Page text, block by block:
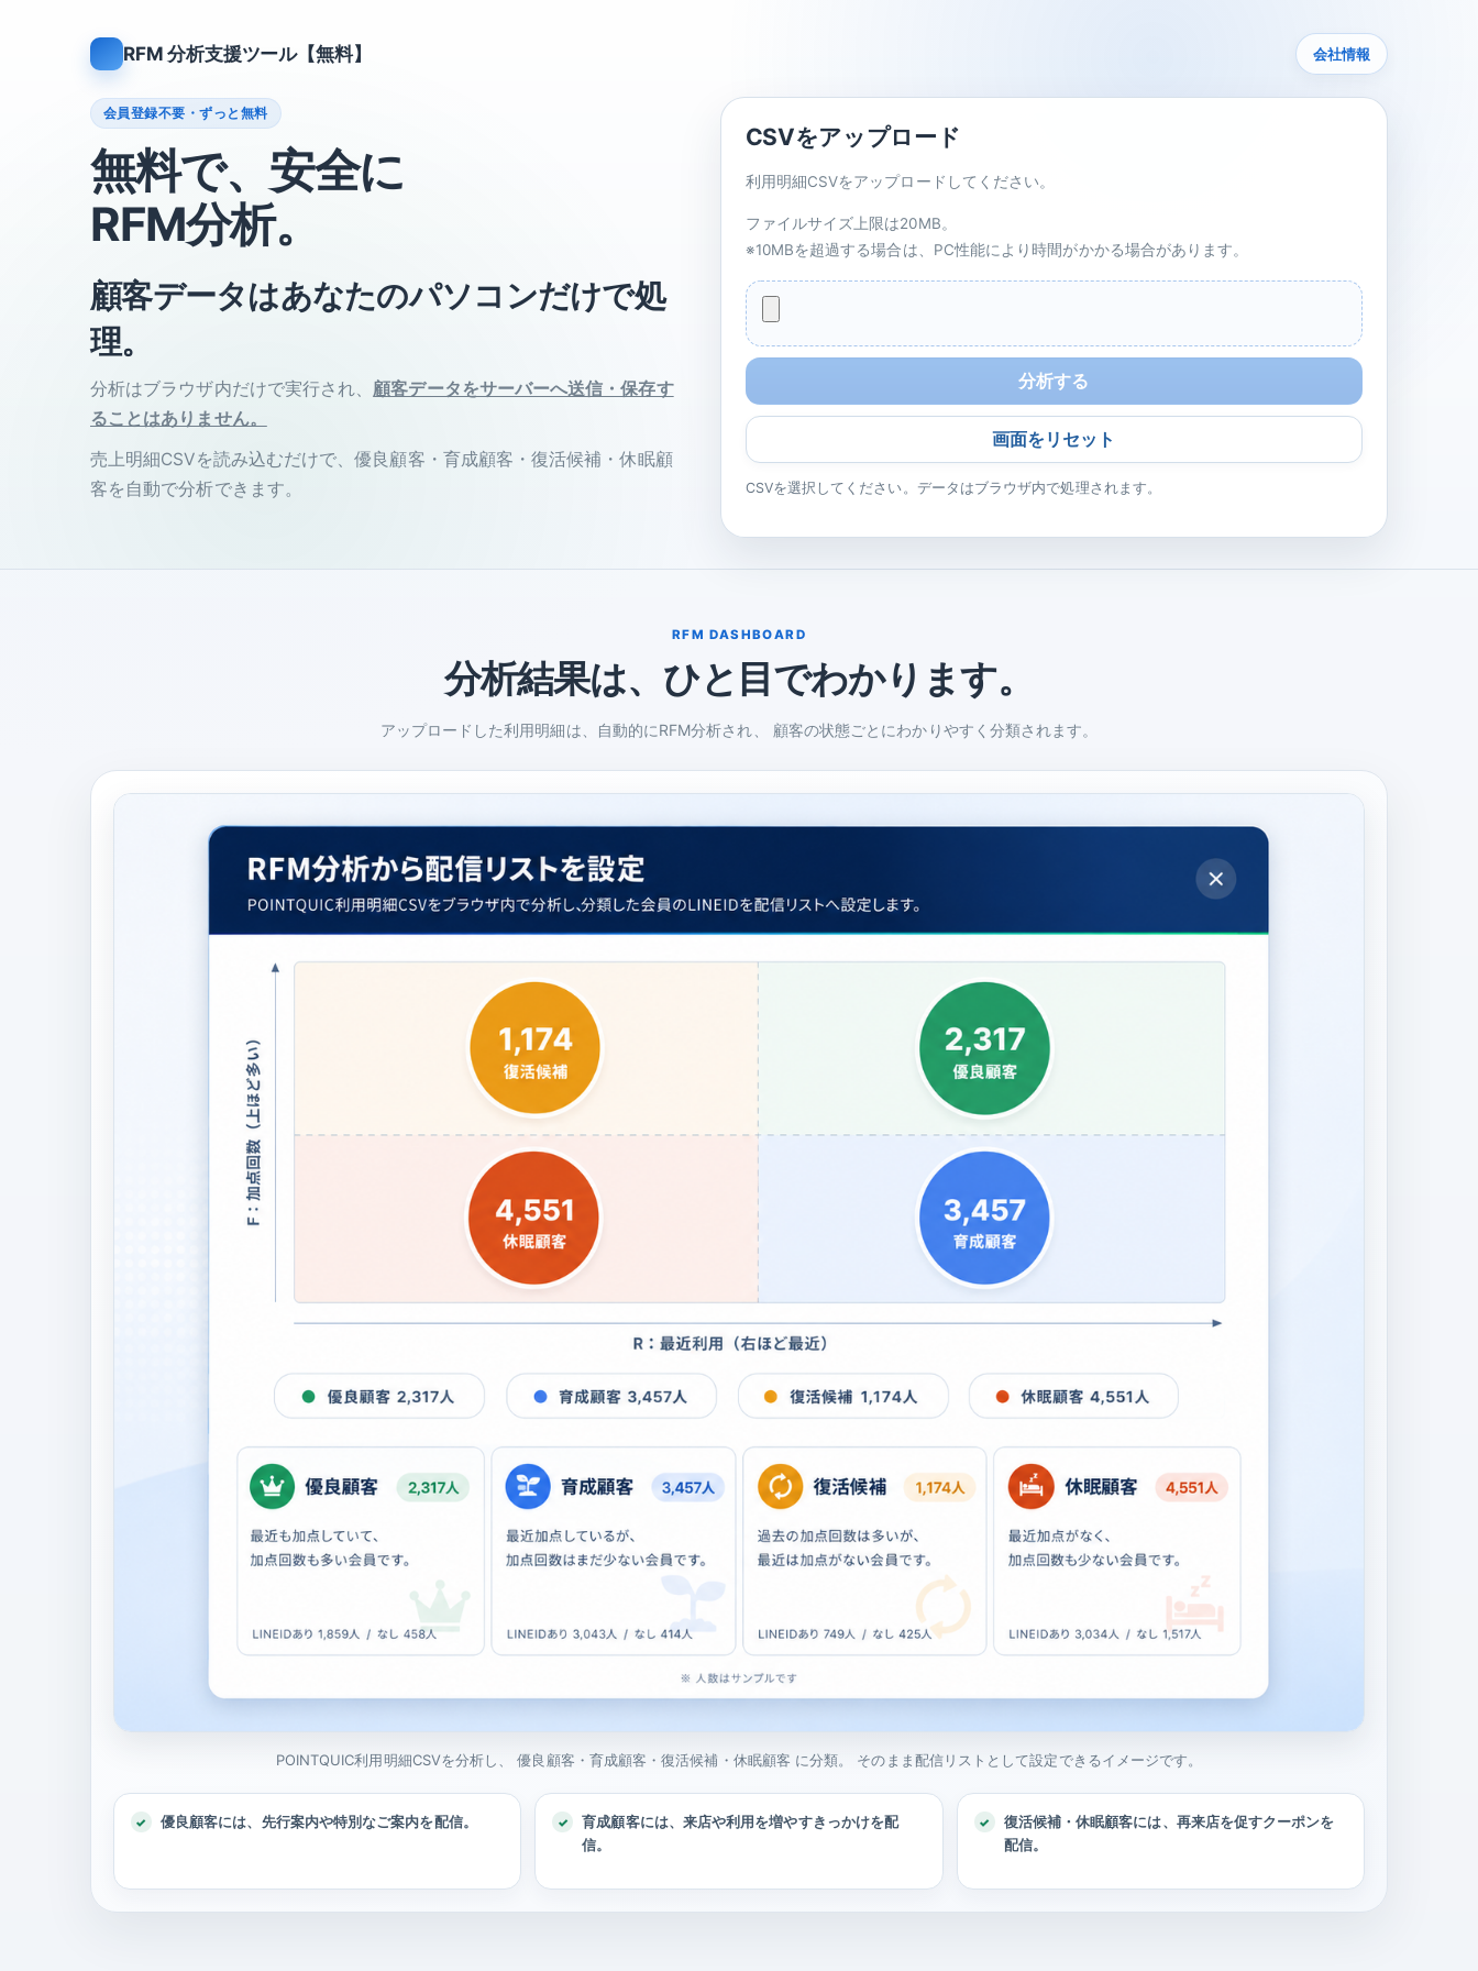
RFM 分析支援ツール【無料】 会社情報
会員登録不要・ずっと無料
無料で、安全に
RFM分析。
顧客データはあなたのパソコンだけで処
理。
分析はブラウザ内だけで実行され、 顧客データをサーバーへ送信・保存す
ることはありません。
売上明細CSVを読み込むだけで、優良顧客・育成顧客・復活候補・休眠顧
客を自動で分析できます。
CSVをアップロード
利用明細CSVをアップロードしてください。
ファイルサイズ上限は20MB。
※10MBを超過する場合は、PC性能により時間がかかる場合があります。
分析する
画面をリセット
CSVを選択してください。データはブラウザ内で処理されます。
RFM DASHBOARD
分析結果は、ひと目でわかります。
アップロードした利用明細は、自動的にRFM分析され、 顧客の状態ごとにわかりやすく分類されます。
POINTQUIC利用明細CSVを分析し、 優良顧客・育成顧客・復活候補・休眠顧客 に分類。 そのまま配信リストとして設定できるイメージです。
優良顧客には、先行案内や特別なご案内を配信。
育成顧客には、来店や利用を増やすきっかけを配
信。
復活候補・休眠顧客には、再来店を促すクーポンを
配信。